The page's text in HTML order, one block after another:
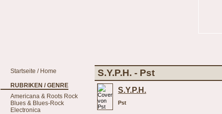
Startseite / Home
RUBRIKEN / GENRE
Americana & Roots Rock
Blues & Blues-Rock
Electronica
S.Y.P.H. - Pst
S.Y.P.H.
Pst